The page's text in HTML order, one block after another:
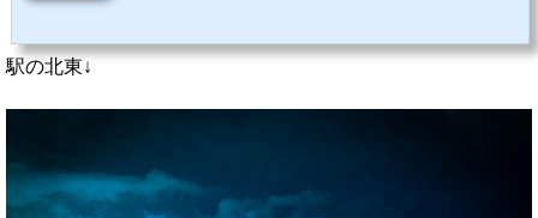
16年他にも、オオシマザクラや樹齢600年を越すエドヒガン、黄緑色の花をつけるギョイ...
駅の北東↓